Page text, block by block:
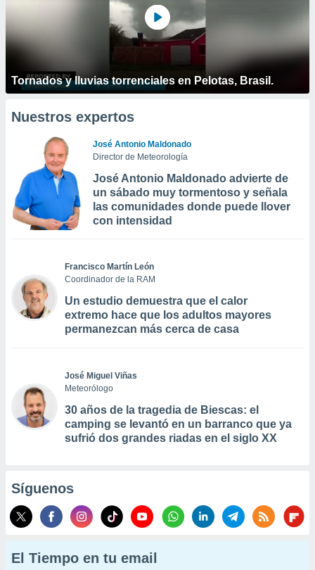
Tornados y lluvias torrenciales en Pelotas, Brasil.
Nuestros expertos
José Antonio Maldonado
Director de Meteorología
José Antonio Maldonado advierte de
un sábado muy tormentoso y señala
las comunidades donde puede llover
con intensidad
Francisco Martín León
Coordinador de la RAM
Un estudio demuestra que el calor
extremo hace que los adultos mayores
permanezcan más cerca de casa
José Miguel Viñas
Meteorólogo
30 años de la tragedia de Biescas: el
camping se levantó en un barranco que ya
sufrió dos grandes riadas en el siglo XX
Síguenos
El Tiempo en tu email